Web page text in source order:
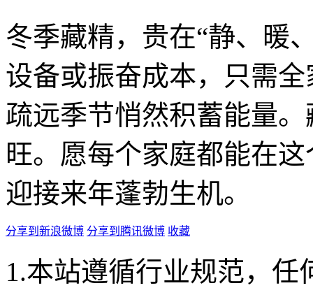
冬季藏精，贵在“静、暖
设备或振奋成本，只需
疏远季节悄然积蓄能量
旺。愿每个家庭都能在
迎接来年蓬勃生机。
分享到新浪微博 分享到腾讯微博 收藏
1.本站遵循行业规范，